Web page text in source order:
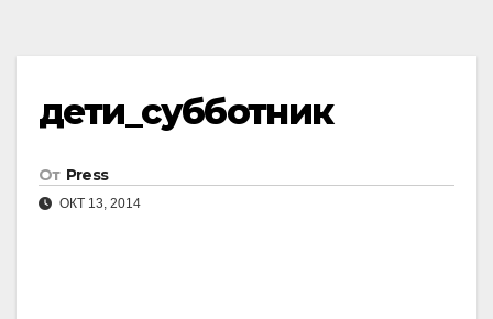
дети_субботник
От Press
ОКТ 13, 2014